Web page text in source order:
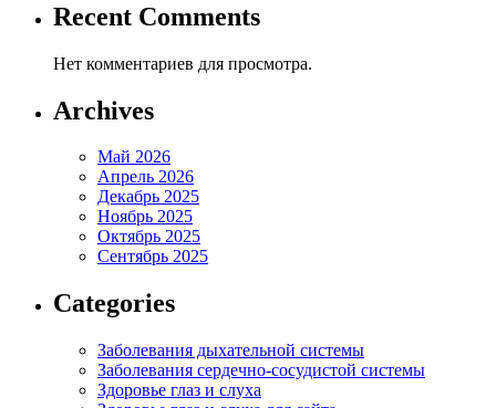
Recent Comments
Нет комментариев для просмотра.
Archives
Май 2026
Апрель 2026
Декабрь 2025
Ноябрь 2025
Октябрь 2025
Сентябрь 2025
Categories
Заболевания дыхательной системы
Заболевания сердечно-сосудистой системы
Здоровье глаз и слуха